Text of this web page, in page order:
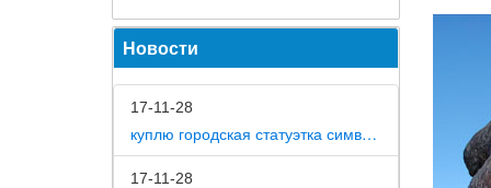
Новости
17-11-28
куплю городская статуэтка символ собака в дом
17-11-28
CMS-